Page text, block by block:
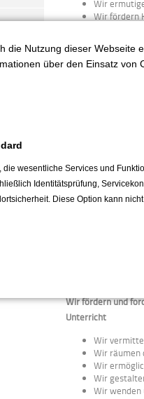
Wir
Wir fördern
Wir
Wir
Wir fördern die
Wir
Wir
Wir
Wir
Wir fördern und
Unterricht
Wir
Wir räumen
Wir
Wir
Wir wenden
die Nutzung dieser Webseite
über den Einsatz von
die wesentliche Services und
Identitätsprüfung,
Diese Option kann